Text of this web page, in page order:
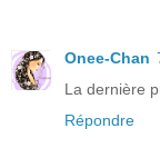
Onee-Chan
La dernière
Répondre